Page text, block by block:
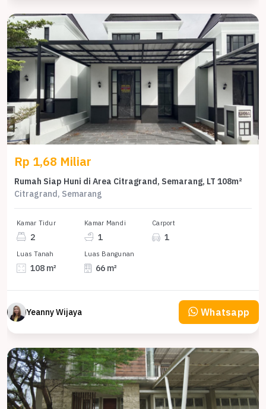
Rp 1,68 Miliar
Rumah Siap Huni di Area Citragrand, Semarang, LT 108m²
Citragrand, Semarang
Kamar Tidur
2
Kamar Mandi
1
Carport
1
Luas Tanah
108 m²
Luas Bangunan
66 m²
Yeanny Wijaya Whatsapp